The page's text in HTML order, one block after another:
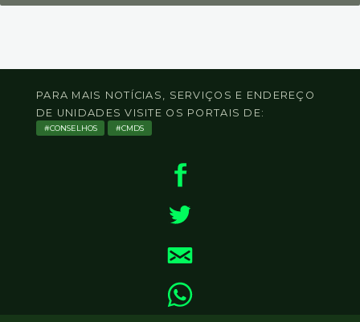
PARA MAIS NOTÍCIAS, SERVIÇOS E ENDEREÇO
DE UNIDADES VISITE OS PORTAIS DE:
CONSELHOS CMDS